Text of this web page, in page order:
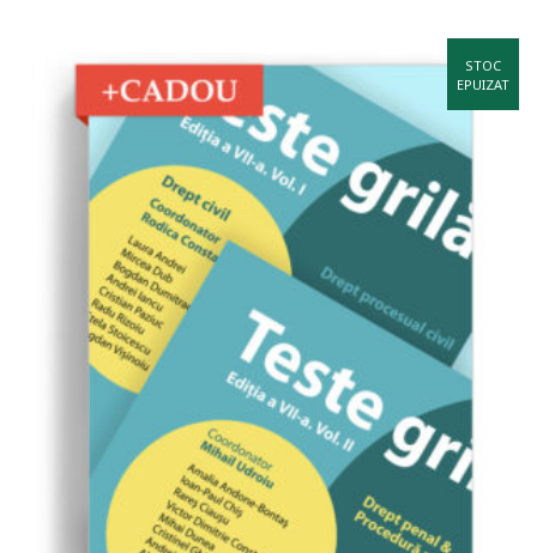
STOC
EPUIZAT